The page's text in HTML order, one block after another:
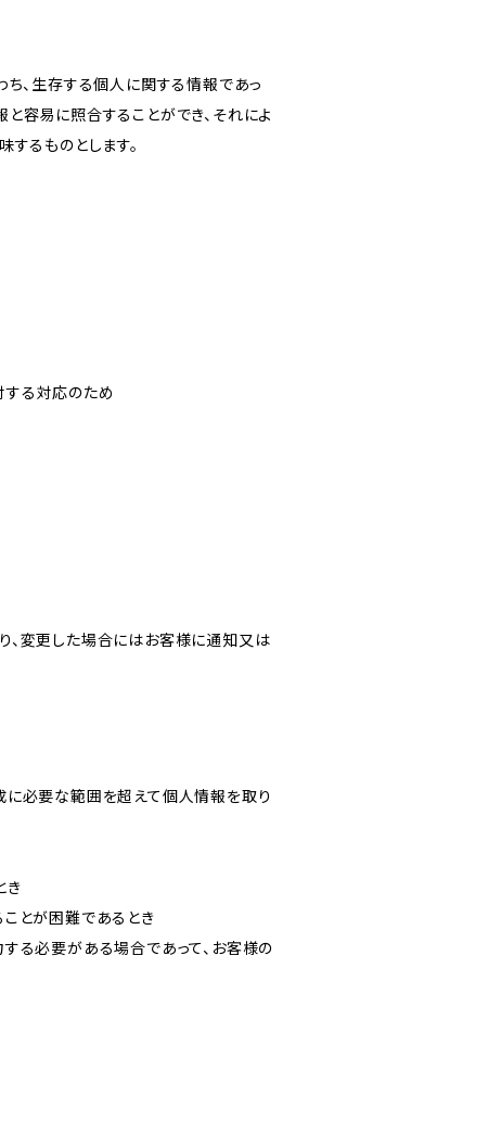
、生存する個人に関する情報であっ
容易に照合することができ、それによ
るものとします。
する対応のため
、変更した場合にはお客様に通知又は
に必要な範囲を超えて個人情報を取り
き
とが困難であるとき
る必要がある場合であって、お客様の